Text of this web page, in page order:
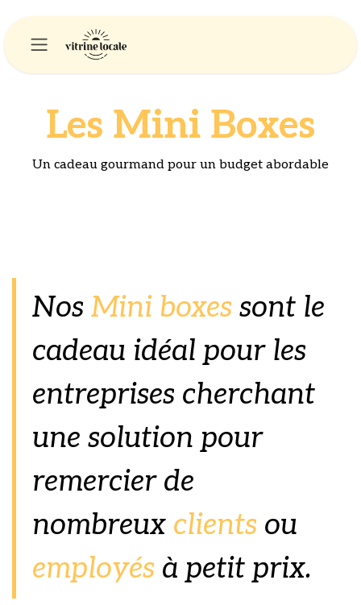
Les Mini Boxes
Un cadeau gourmand pour un budget abordable
Nos Mini boxes sont le
cadeau idéal pour les
entreprises cherchant
une solution pour
remercier de
nombreux clients ou
employés à petit prix.